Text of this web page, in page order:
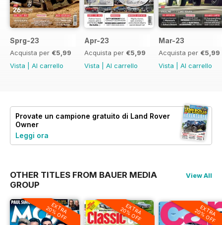
Sprg-23
Acquista per €5,99
Vista
Al carrello
Apr-23
Acquista per €5,99
Vista
Al carrello
Mar-23
Acquista per €5,99
Vista
Al carrello
Provate un campione gratuito di Land Rover
Owner
Leggi ora
OTHER TITLES FROM BAUER MEDIA
GROUP
View All
EXTRA
20% OFF EXTRA
20% OFF EXTRA
20% OFF